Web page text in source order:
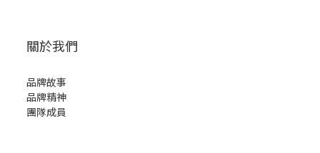
關於我們
品牌故事
品牌精神
團隊成員